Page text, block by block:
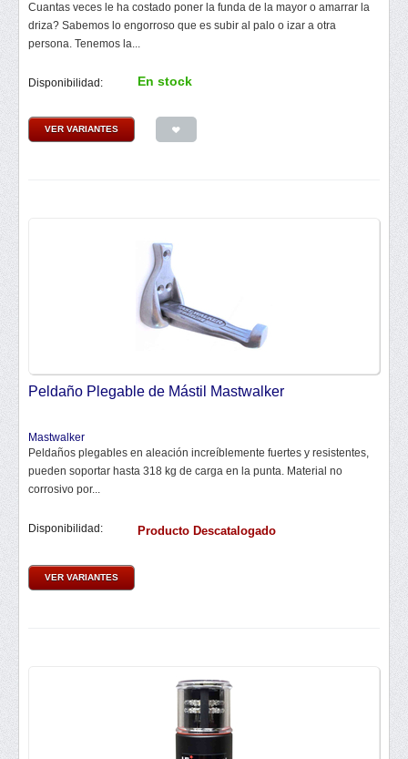
Cuantas veces le ha costado poner la funda de la mayor o amarrar la
driza? Sabemos lo engorroso que es subir al palo o izar a otra
persona. Tenemos la...
Disponibilidad: En stock
VER VARIANTES
Peldaño Plegable de Mástil Mastwalker
Mastwalker
Peldaños plegables en aleación increíblemente fuertes y resistentes,
pueden soportar hasta 318 kg de carga en la punta. Material no
corrosivo por...
Disponibilidad: Producto Descatalogado
VER VARIANTES